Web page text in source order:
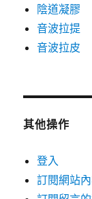
陰道凝膠
音波拉提
音波拉皮
其他操作
登入
訂閱網站